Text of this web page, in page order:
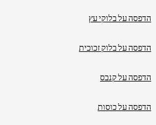
הדפסה על בלוקי עץ
הדפסה על בלוק זכוכית
הדפסה על קנבס
הדפסה על כוסות